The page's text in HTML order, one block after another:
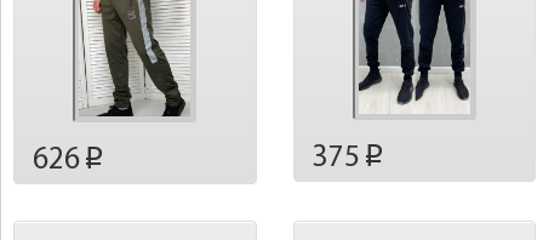
626 p 375 p